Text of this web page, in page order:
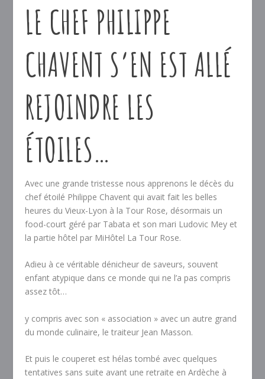
LE CHEF PHILIPPE
CHAVENT S’EN EST ALLÉ
REJOINDRE LES
ÉTOILES…
Avec une grande tristesse nous apprenons le décès du
chef étoilé Philippe Chavent qui avait fait les belles
heures du Vieux-Lyon à la Tour Rose, désormais un
food-court géré par Tabata et son mari Ludovic Mey et
la partie hôtel par MiHôtel La Tour Rose.
Adieu à ce véritable dénicheur de saveurs, souvent
enfant atypique dans ce monde qui ne l’a pas compris
assez tôt…
y compris avec son « association » avec un autre grand
du monde culinaire, le traiteur Jean Masson.
Et puis le couperet est hélas tombé avec quelques
tentatives sans suite avant une retraite en Ardèche à